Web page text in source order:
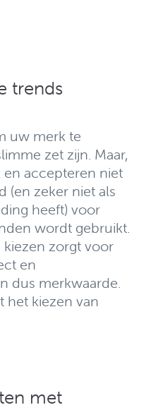
trends
uw merk te
zet zijn. Maar,
en accepteren niet
(en zeker niet als
heeft) voor
wordt gebruikt.
kiezen zorgt voor
en
dus merkwaarde.
het kiezen van
met